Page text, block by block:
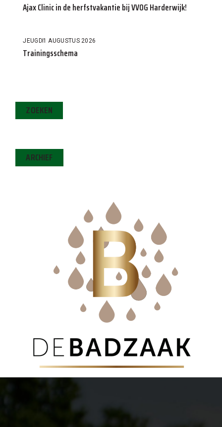
Ajax Clinic in de herfstvakantie bij VVOG Harderwijk!
JEUGD1 AUGUSTUS 2026
Trainingsschema
ZOEKEN
ARCHIEF